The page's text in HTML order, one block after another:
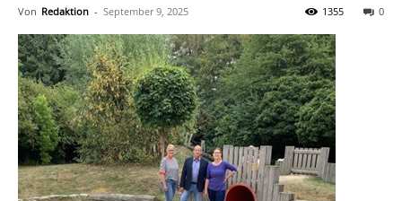
Von Redaktion - September 9, 2025 0
1355